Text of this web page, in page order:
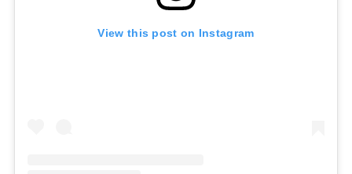
View this post on Instagram